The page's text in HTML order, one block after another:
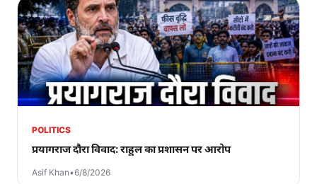
POLITICS
प्रयागराज दौरा विवाद: राहुल का प्रशासन पर आरोप
Asif Khan•6/8/2026